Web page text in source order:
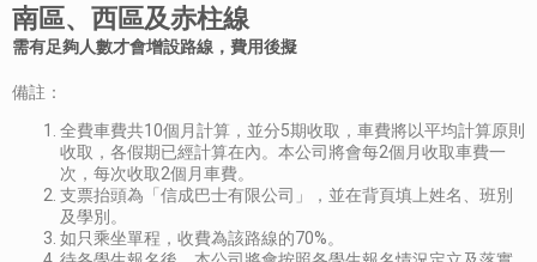
南區、西區及赤柱線
需有足夠人數才會增設路線，費用後擬
備註：
全費車費共10個月計算，並分5期收取，車費將以平均計算原則
收取，各假期已經計算在內。本公司將會每2個月收取車費一
次，每次收取2個月車費。
支票抬頭為「信成巴士有限公司」，並在背頁填上姓名、班別
及學別。
如只乘坐單程，收費為該路線的70%。